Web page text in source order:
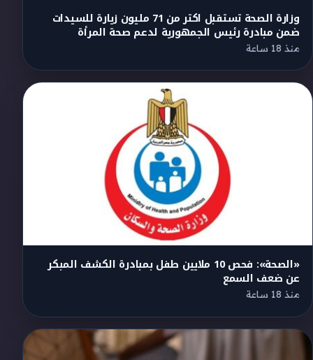
وزارة الصحة تستقبل اكتر من 71 مليون زيارة للسيدات
ضمن مبادرة رئيس الجمهورية لدعم صحة المرأة
منذ 18 ساعة
«الصحة»: فحص 10 ملايين طفل بمبادرة الكشف المبكر
عن ضعف السمع
منذ 18 ساعة